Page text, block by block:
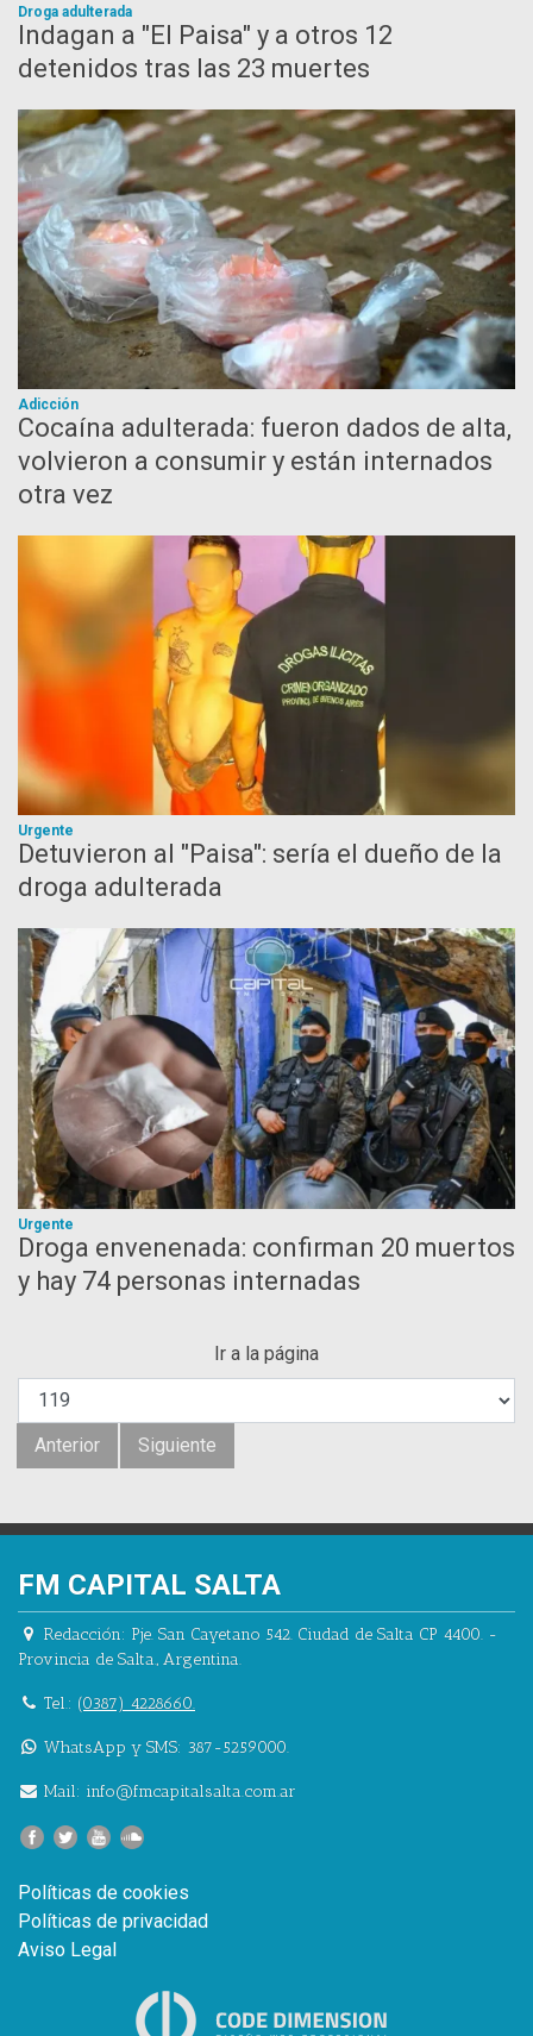
Droga adulterada
Indagan a "El Paisa" y a otros 12
detenidos tras las 23 muertes
Adicción
Cocaína adulterada: fueron dados de alta,
volvieron a consumir y están internados
otra vez
Urgente
Detuvieron al "Paisa": sería el dueño de la
droga adulterada
Urgente
Droga envenenada: confirman 20 muertos
y hay 74 personas internadas
Ir a la página
Anterior Siguiente
FM CAPITAL SALTA
Redacción: Pje. San Cayetano 542. Ciudad de Salta CP 4400. -
Provincia de Salta., Argentina.
Tel.: (0387) 4228660.
WhatsApp y SMS: 387-5259000.
Mail: info@fmcapitalsalta.com.ar
Políticas de cookies
Políticas de privacidad
Aviso Legal